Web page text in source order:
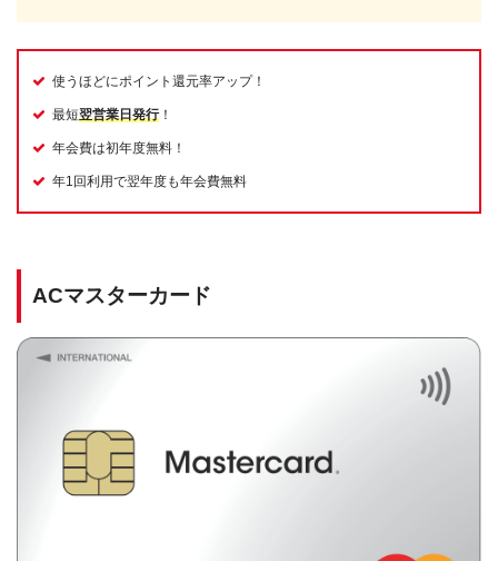
使うほどにポイント還元率アップ！
最短翌営業日発行！
年会費は初年度無料！
年1回利用で翌年度も年会費無料
ACマスターカード